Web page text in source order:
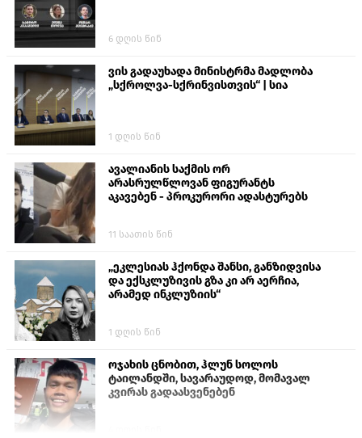
6 დღის წინ
ვის გადაუხადა მინისტრმა მადლობა
„სქროლვა-სქრინვისთვის“ | სია
1 დღის წინ
ავალიანის საქმის ორ
არასრულწლოვან ფიგურანტს
აკავებენ - პროკურორი ადასტურებს
11 საათის წინ
„ეკლესიას ჰქონდა შანსი, განზიდვისა
და ექსკლუზივის გზა კი არ აერჩია,
არამედ ინკლუზიის“
1 დღის წინ
ოჯახის ცნობით, ჰლუნ სოლოს
ტაილანდში, სავარაუდოდ, მომავალ
კვირას გადაასვენებენ